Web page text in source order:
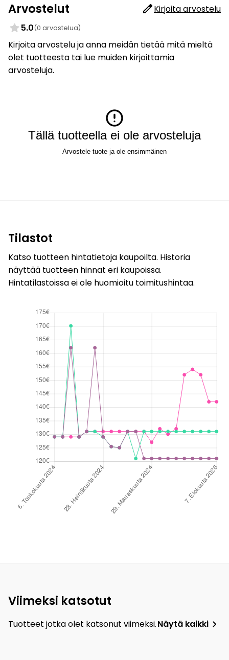
Arvostelut
Kirjoita arvostelu
5.0(0 arvostelua)
Kirjoita arvostelu ja anna meidän tietää mitä mieltä
olet tuotteesta tai lue muiden kirjoittamia
arvosteluja.
Tällä tuotteella ei ole arvosteluja
Arvostele tuote ja ole ensimmäinen
Tilastot
Katso tuotteen hintatietoja kaupoilta. Historia
näyttää tuotteen hinnat eri kaupoissa.
Hintatilastoissa ei ole huomioitu toimitushintaa.
Viimeksi katsotut
Tuotteet jotka olet katsonut viimeksi.Näytä kaikki